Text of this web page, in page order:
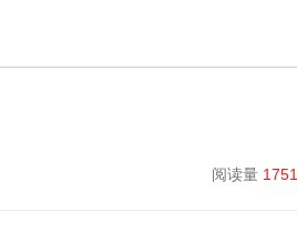
阅读量 1751